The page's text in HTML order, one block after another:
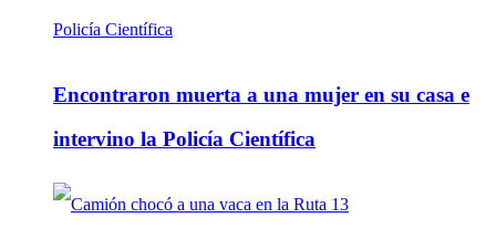
Encontraron muerta a una mujer en su casa e
intervino la Policía Científica